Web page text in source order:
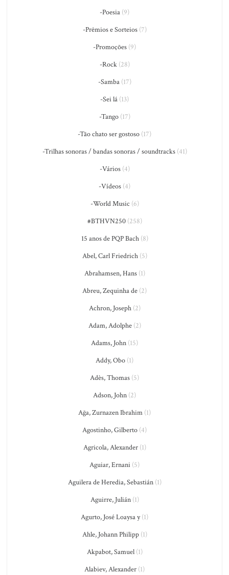
-Poesia (9)
-Prêmios e Sorteios(7)
-Promoções (9)
-Rock(28)
-Samba(17)
-Sei lá (13)
-Tango(17)
-Tão chato ser gostoso (17)
-Trilhas sonoras / bandas sonoras / soundtracks(41)
-Vários(4)
-Vídeos (4)
-World Music (6)
#BTHVN250(258)
15 anos de PQP Bach(8)
Abel, Carl Friedrich(5)
Abrahamsen, Hans(1)
Abreu, Zequinha de (2)
Achron, Joseph(2)
Adam, Adolphe(2)
Adams, John (15)
Addy, Obo (1)
Adès, Thomas (5)
Adson, John (2)
Ağa, Zurnazen Ibrahim (1)
Agostinho, Gilberto (4)
Agricola, Alexander(1)
Aguiar, Ernani (5)
Aguilera de Heredia, Sebastián(1)
Aguirre, Julián(1)
Agurto, José Loaysa y(1)
Ahle, Johann Philipp(1)
Akpabot, Samuel(1)
Alabiev, Alexander (1)